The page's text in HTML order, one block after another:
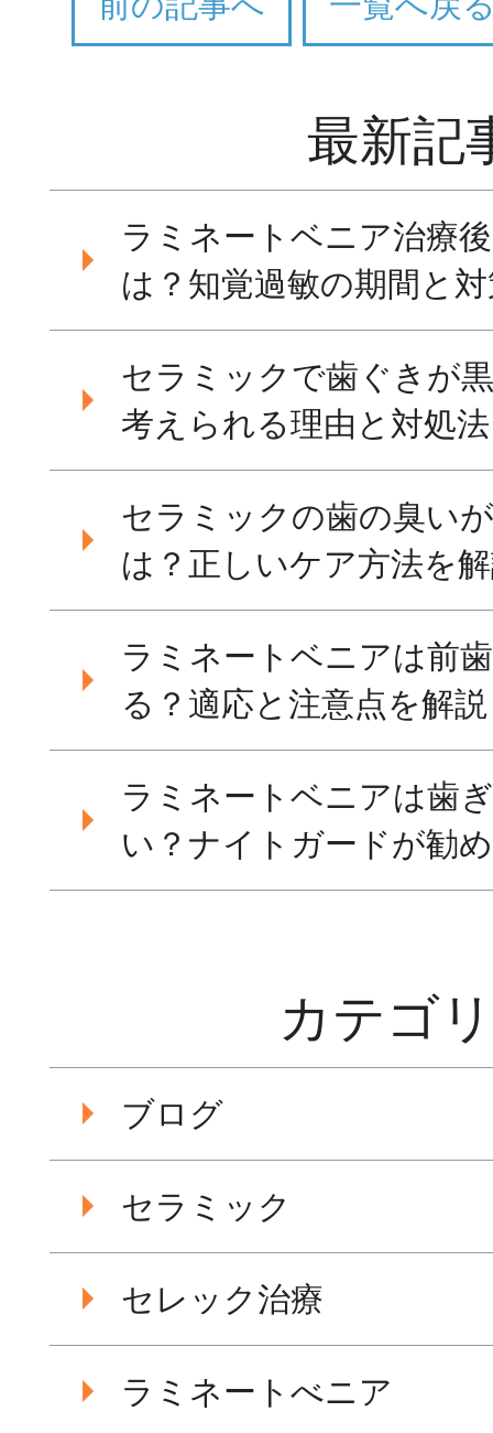
最新記
ラミネートベニア治療
は？知覚過敏の期間と
セラミックで歯ぐきが
考えられる理由と対処
セラミックの歯の臭い
は？正しいケア方法を
ラミネートベニアは前
る？適応と注意点を解説
ラミネートベニアは歯
い？ナイトガードが勧
カテゴ
ブログ
セラミック
セレック治療
ラミネートべニア